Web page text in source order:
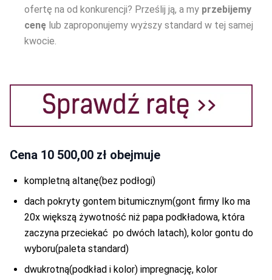
ofertę na od konkurencji? Prześlij ją, a my przebijemy
cenę lub zaproponujemy wyższy standard w tej samej
kwocie.
Cena 10 500,00 zł obejmuje
kompletną altanę(bez podłogi)
dach pokryty gontem bitumicznym(gont firmy Iko ma
20x większą żywotność niż papa podkładowa, która
zaczyna przeciekać po dwóch latach), kolor gontu do
wyboru(paleta standard)
dwukrotną(podkład i kolor) impregnację, kolor